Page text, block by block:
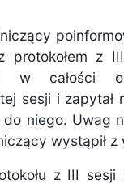
protokołem z
w całości
sesji i zapytał
niego. Uwag
wystąpił z
z III sesji